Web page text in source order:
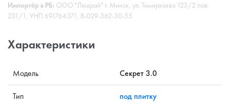
Импортёр в РБ: ООО "Люкрай" г. Минск, ул. Тимирязева 123/2 пав.
231/1, УНП 691764371, 8-029-362-30-55
Характеристики
Модель Секрет 3.0
Тип под плитку